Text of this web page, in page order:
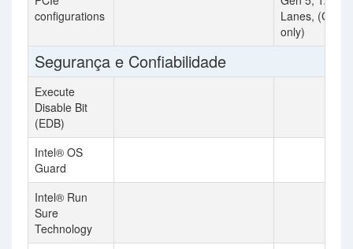
configurations
Lanes, (CPU
only)
Segurança e Confiabilidade
Execute
Disable Bit
(EDB)
Intel® OS
Guard
Intel® Run
Sure
Technology